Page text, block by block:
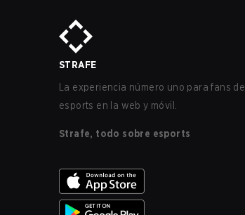
STRAFE
La experiencia número uno para fans de
esports en la web y móvil.
Strafe, todo sobre esports